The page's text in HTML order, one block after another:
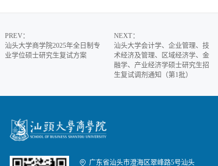
PREV：
汕头大学商学院2025年全日制专
业学位硕士研究生复试方案
NEXT：
汕头大学会计学、企业管理、技
术经济及管理、区域经济学、金
融学、产业经济学硕士研究生招
生复试调剂通知（第1批）
 广东省汕头市澄海区翠峰路5号汕头